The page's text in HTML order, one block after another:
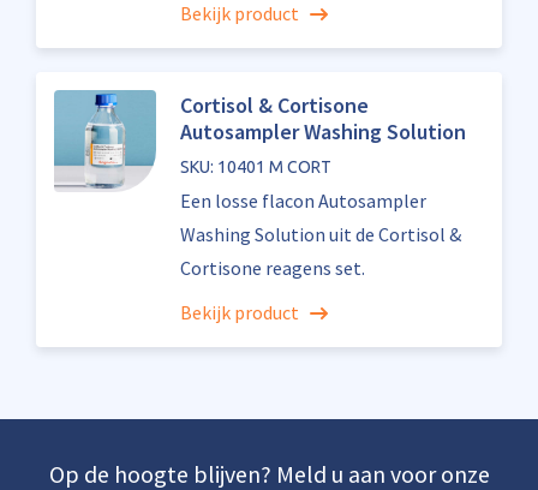
Bekijk product
Cortisol & Cortisone
Autosampler Washing Solution
SKU: 10401 M CORT
Een losse flacon Autosampler
Washing Solution uit de Cortisol &
Cortisone reagens set.
Bekijk product
Op de hoogte blijven? Meld u aan voor onze